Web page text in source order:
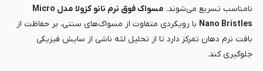
نامناسب تسریع می‌شوند.
مسواک فوق نرم نانو کزولا مدل Micro
Nano Bristles با رویکردی متفاوت از مسواک‌های سنتی، بر حفاظت از
بافت نرم دهان تمرکز دارد تا از تحلیل لثه ناشی از سایش فیزیکی
جلوگیری کند.